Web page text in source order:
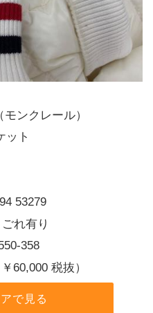
ンクレール）
ト
53279
れ有り
358
60,000 税抜）
で見る